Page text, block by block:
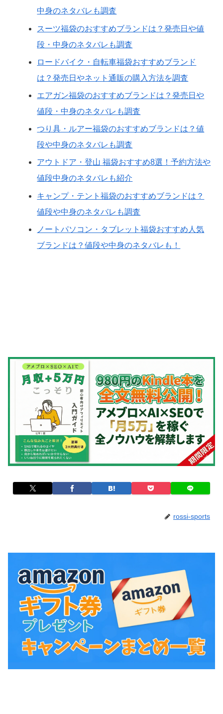
中身のネタバレも調査
スーツ福袋のおすすめブランドは？発売日や値
段・中身のネタバレも調査
ロードバイク・自転車福袋おすすめブランド
は？発売日やネット通販の購入方法を調査
エアガン福袋のおすすめブランドは？発売日や
値段・中身のネタバレも調査
つり具・ルアー福袋のおすすめブランドは？値
段や中身のネタバレも調査
アウトドア・登山 福袋おすすめ8選！予約方法や
値段中身のネタバレも紹介
キャンプ・テント福袋のおすすめブランドは？
値段や中身のネタバレも調査
ノートパソコン・タブレット福袋おすすめ人気
ブランドは？値段や中身のネタバレも！
rossi-sports